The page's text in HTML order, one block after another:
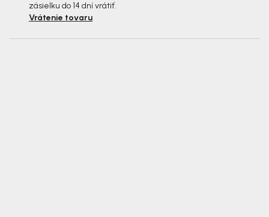
zásielku do 14 dní vrátiť.
Vrátenie tovaru